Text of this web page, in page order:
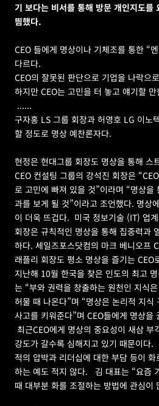
기 보다는 비서를 통해 방문 개인지도를
띔했다.
CEO 들에게 명상이나 기체조를 통한 “
다르다.
CEO의 잘못된 판단으로 기업을 나락으
하지만 CEO는 고민을 터 놓고 얘기할
......
구자홍 LS 그룹 회장과 허영호 LG 이
할 정도로 명상 예찬론자다.
현정은 현대그룹 회장도 명상을 통해 스
CEO 컨설팅 그룹의 강석진 회장은
로 고민에 빠져 있을 것”이라며 “명상을
과를 보게 될 것”이라고 조언했다. 명상
이 더욱 뜨겁다.  미국 정보기술 (IT) 업
회장은 규칙적인 명상을 통해 집중력과
하다. 세일즈포스닷컴의 마크 베니오프
래플리 회장도 평소 명상을 즐기는 CEO
지난해 10월 한국을 찾은 인도의 최고
는 “부와 권력을 창출하는 원천인 지식
허물 때 나온다”며 “명상은 논리적 지식
사고를 키워준다”며 CEO들에게 명상을
최근CEO에게 명상의 중요성이 새삼 부
강도가 갈수록 심해지고 있기 때문이다.
적의 압박과 리더십에 대한 부담 등이
하는 예도 적지 않다.   김 대표는 “요즘
때 대부분 화를 조절하는 방법에 관심이